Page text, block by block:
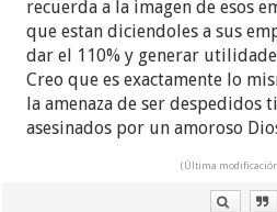
recuerda a la imagen de esos
que estan diciendoles a sus
dar el 110% y generar
Creo que es exactamente lo
la amenaza de ser despedidos
asesinados por un amoroso
(Última